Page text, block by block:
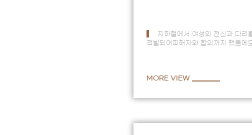
지하철에서 여성의 전신과 다리
적발되어피해자와 합의까지 했음에
MORE VIEW